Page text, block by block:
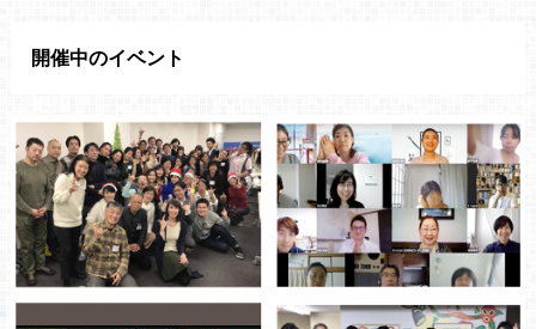
開催中のイベント